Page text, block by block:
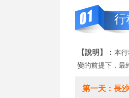
行
【說明】： 本
變的前提下，最
第一天：長